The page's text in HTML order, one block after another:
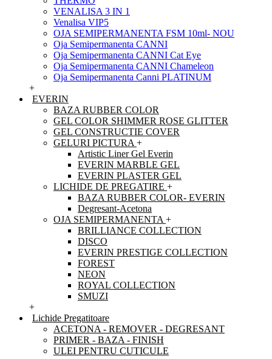
VENALISA 3 IN 1
Venalisa VIP5
OJA SEMIPERMANENTA FSM 10ml- NOU
Oja Semipermanenta CANNI
Oja Semipermanenta CANNI Cat Eye
Oja Semipermanenta CANNI Chameleon
Oja Semipermanenta Canni PLATINUM
+
EVERIN
BAZA RUBBER COLOR
GEL COLOR SHIMMER ROSE GLITTER
GEL CONSTRUCTIE COVER
GELURI PICTURA +
Artistic Liner Gel Everin
EVERIN MARBLE GEL
EVERIN PLASTER GEL
LICHIDE DE PREGATIRE +
BAZA RUBBER COLOR- EVERIN
Degresant-Acetona
OJA SEMIPERMANENTA +
BRILLIANCE COLLECTION
DISCO
EVERIN PRESTIGE COLLECTION
FOREST
NEON
ROYAL COLLECTION
SMUZI
+
Lichide Pregatitoare
ACETONA - REMOVER - DEGRESANT
PRIMER - BAZA - FINISH
ULEI PENTRU CUTICULE